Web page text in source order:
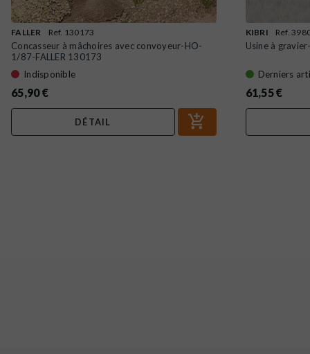
FALLER Ref. 130173
Concasseur à mâchoires avec convoyeur-HO-
1/87-FALLER 130173
Indisponible
65,90 €
DÉTAIL
KIBRI Ref.
Usine à
Derniers
61,55 €